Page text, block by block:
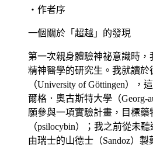
‧作者序
一個關於「超越」的發現
第一次親身體驗神祕意識時
精神醫學的研究生。我就讀於
（University of Göttingen）
爾格．奧古斯特大學（Georg-
願參與一項實驗計畫，目標藥
（psilocybin）；我之前從未
由瑞士的山德士（Sandoz）